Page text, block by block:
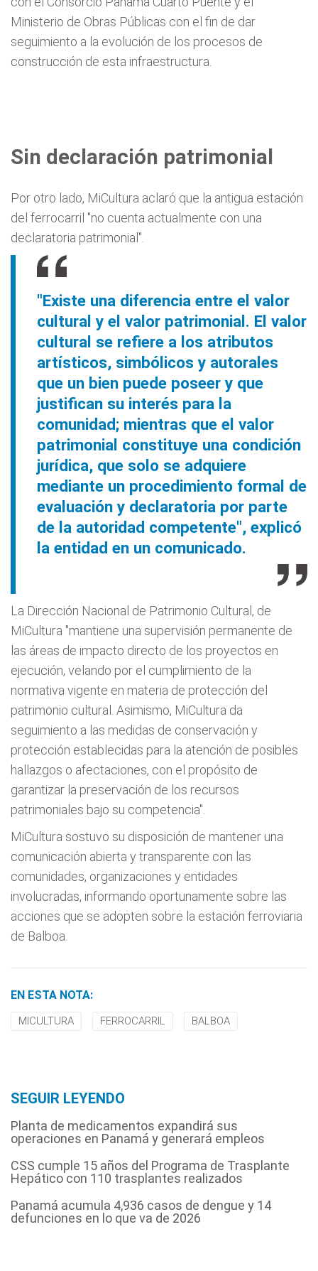
Ministerio de Obras Públicas con el fin de dar
seguimiento a la evolución de los procesos de
construcción de esta infraestructura.
Sin declaración patrimonial
Por otro lado, MiCultura aclaró que la antigua estación
del ferrocarril "no cuenta actualmente con una
declaratoria patrimonial".
"Existe una diferencia entre el valor
cultural y el valor patrimonial. El valor
cultural se refiere a los atributos
artísticos, simbólicos y autorales
que un bien puede poseer y que
justifican su interés para la
comunidad; mientras que el valor
patrimonial constituye una condición
jurídica, que solo se adquiere
mediante un procedimiento formal de
evaluación y declaratoria por parte
de la autoridad competente", explicó
la entidad en un comunicado.
La Dirección Nacional de Patrimonio Cultural, de
MiCultura "mantiene una supervisión permanente de
las áreas de impacto directo de los proyectos en
ejecución, velando por el cumplimiento de la
normativa vigente en materia de protección del
patrimonio cultural. Asimismo, MiCultura da
seguimiento a las medidas de conservación y
protección establecidas para la atención de posibles
hallazgos o afectaciones, con el propósito de
garantizar la preservación de los recursos
patrimoniales bajo su competencia".
MiCultura sostuvo su disposición de mantener una
comunicación abierta y transparente con las
comunidades, organizaciones y entidades
involucradas, informando oportunamente sobre las
acciones que se adopten sobre la estación ferroviaria
de Balboa.
EN ESTA NOTA:
MICULTURA FERROCARRIL BALBOA
SEGUIR LEYENDO
Planta de medicamentos expandirá sus
operaciones en Panamá y generará empleos
CSS cumple 15 años del Programa de Trasplante
Hepático con 110 trasplantes realizados
Panamá acumula 4,936 casos de dengue y 14
defunciones en lo que va de 2026